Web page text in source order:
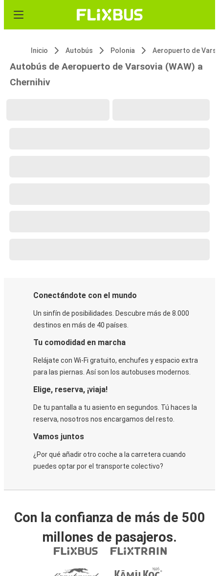
Inicio Autobús Polonia
Autobús de Aeropuerto de Varsovia (WAW) a
Chernihiv
Conectándote con el mundo
Un sinfín de posibilidades. Descubre más de 8.000
destinos en más de 40 países.
Tu comodidad en marcha
Relájate con Wi-Fi gratuito, enchufes y espacio extra
para las piernas. Así son los autobuses modernos.
Elige, reserva, ¡viaja!
De tu pantalla a tu asiento en segundos. Tú haces la
reserva, nosotros nos encargamos del resto.
Vamos juntos
¿Por qué añadir otro coche a la carretera cuando
puedes optar por el transporte colectivo?
Con la confianza de más de 500
millones de pasajeros.